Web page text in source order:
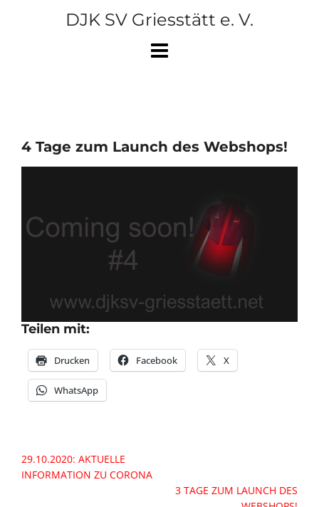
DJK SV Griesstätt e. V.
4 Tage zum Launch des Webshops!
Teilen mit:
Drucken Facebook X
WhatsApp
Beitragsnavigation
29.10.2020: AKTUELLE
INFORMATION ZU CORONA
3 TAGE ZUM LAUNCH DES